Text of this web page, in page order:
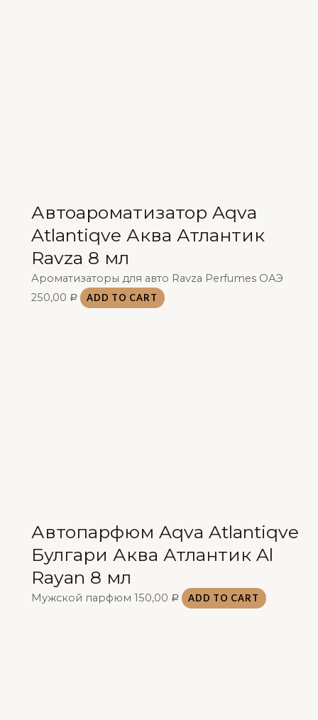
Автоароматизатор Aqva
Atlantiqve Аква Атлантик
Ravza 8 мл
Ароматизаторы для авто Ravza Perfumes ОАЭ
250,00 Р ADD TO CART
Автопарфюм Aqva Atlantiqve
Булгари Аква Атлантик Al
Rayan 8 мл
Мужской парфюм 150,00 Р ADD TO CART